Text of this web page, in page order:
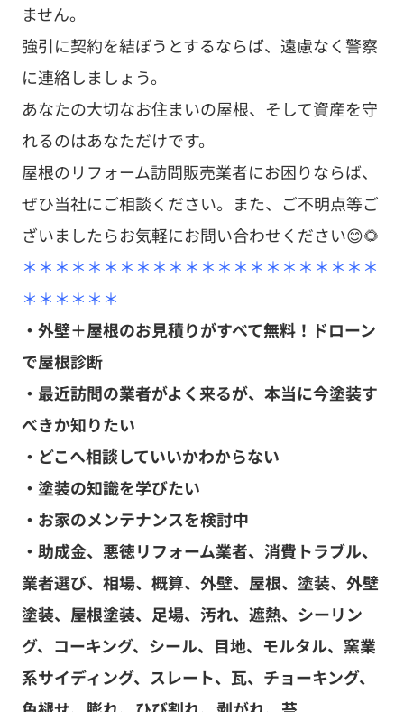
ません。
強引に契約を結ぼうとするならば、遠慮なく警察
に連絡しましょう。
あなたの大切なお住まいの屋根、そして資産を守
れるのはあなただけです。
屋根のリフォーム訪問販売業者にお困りならば、
ぜひ当社にご相談ください。また、ご不明点等ご
ざいましたらお気軽にお問い合わせください😊🌻
＊＊＊＊＊＊＊＊＊＊＊＊＊＊＊＊＊＊＊＊＊＊
＊＊＊＊＊＊
・外壁＋屋根のお見積りがすべて無料！ドローン
で屋根診断
・最近訪問の業者がよく来るが、本当に今塗装す
べきか知りたい
・どこへ相談していいかわからない
・塗装の知識を学びたい
・お家のメンテナンスを検討中
・助成金、悪徳リフォーム業者、消費トラブル、
業者選び、相場、概算、外壁、屋根、塗装、外壁
塗装、屋根塗装、足場、汚れ、遮熱、シーリン
グ、コーキング、シール、目地、モルタル、窯業
系サイディング、スレート、瓦、チョーキング、